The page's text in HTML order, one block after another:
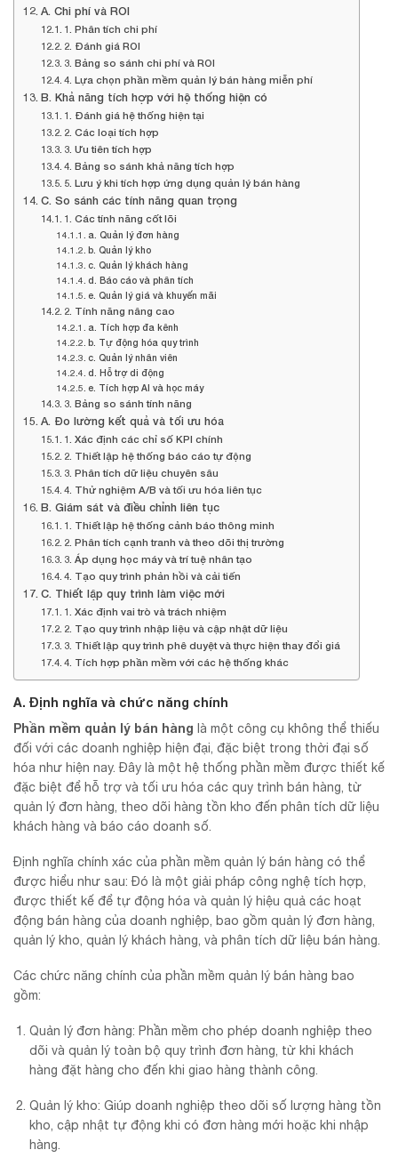
A. Chi phí và ROI
1. Phân tích chi phí
2. Đánh giá ROI
3. Bảng so sánh chi phí và ROI
4. Lựa chọn phần mềm quản lý bán hàng miễn phí
B. Khả năng tích hợp với hệ thống hiện có
1. Đánh giá hệ thống hiện tại
2. Các loại tích hợp
3. Ưu tiên tích hợp
4. Bảng so sánh khả năng tích hợp
5. Lưu ý khi tích hợp ứng dụng quản lý bán hàng
C. So sánh các tính năng quan trọng
1. Các tính năng cốt lõi
a. Quản lý đơn hàng
b. Quản lý kho
c. Quản lý khách hàng
d. Báo cáo và phân tích
e. Quản lý giá và khuyến mãi
2. Tính năng nâng cao
a. Tích hợp đa kênh
b. Tự động hóa quy trình
c. Quản lý nhân viên
d. Hỗ trợ di động
e. Tích hợp AI và học máy
3. Bảng so sánh tính năng
A. Đo lường kết quả và tối ưu hóa
1. Xác định các chỉ số KPI chính
2. Thiết lập hệ thống báo cáo tự động
3. Phân tích dữ liệu chuyên sâu
4. Thử nghiệm A/B và tối ưu hóa liên tục
B. Giám sát và điều chỉnh liên tục
1. Thiết lập hệ thống cảnh báo thông minh
2. Phân tích cạnh tranh và theo dõi thị trường
3. Áp dụng học máy và trí tuệ nhân tạo
4. Tạo quy trình phản hồi và cải tiến
C. Thiết lập quy trình làm việc mới
1. Xác định vai trò và trách nhiệm
2. Tạo quy trình nhập liệu và cập nhật dữ liệu
3. Thiết lập quy trình phê duyệt và thực hiện thay đổi giá
4. Tích hợp phần mềm với các hệ thống khác
A. Định nghĩa và chức năng chính
Phần mềm quản lý bán hàng là một công cụ không thể thiếu
đối với các doanh nghiệp hiện đại, đặc biệt trong thời đại số
hóa như hiện nay. Đây là một hệ thống phần mềm được thiết kế
đặc biệt để hỗ trợ và tối ưu hóa các quy trình bán hàng, từ
quản lý đơn hàng, theo dõi hàng tồn kho đến phân tích dữ liệu
khách hàng và báo cáo doanh số.
Định nghĩa chính xác của phần mềm quản lý bán hàng có thể
được hiểu như sau: Đó là một giải pháp công nghệ tích hợp,
được thiết kế để tự động hóa và quản lý hiệu quả các hoạt
động bán hàng của doanh nghiệp, bao gồm quản lý đơn hàng,
quản lý kho, quản lý khách hàng, và phân tích dữ liệu bán hàng.
Các chức năng chính của phần mềm quản lý bán hàng bao
gồm:
Quản lý đơn hàng: Phần mềm cho phép doanh nghiệp theo
dõi và quản lý toàn bộ quy trình đơn hàng, từ khi khách
hàng đặt hàng cho đến khi giao hàng thành công.
Quản lý kho: Giúp doanh nghiệp theo dõi số lượng hàng tồn
kho, cập nhật tự động khi có đơn hàng mới hoặc khi nhập
hàng.